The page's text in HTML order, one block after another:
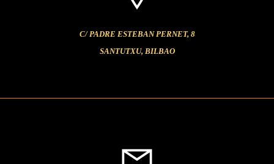
C/ PADRE ESTEBAN PERNET, 8
SANTUTXU, BILBAO